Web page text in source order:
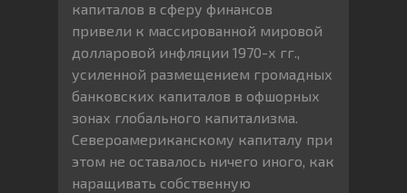
капиталов в сферу финансов
привели к массированной мировой
долларовой инфляции 1970-х гг.,
усиленной размещением громадных
банковских капиталов в офшорных
зонах глобального капитализма.
Североамериканскому капиталу при
этом не оставалось ничего иного, как
наращивать собственную